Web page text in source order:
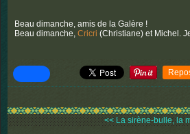
Beau dimanche, amis de la Galère !
Beau dimanche, Cricri (Christiane) et Michel.
<< La sirène-bulle, la